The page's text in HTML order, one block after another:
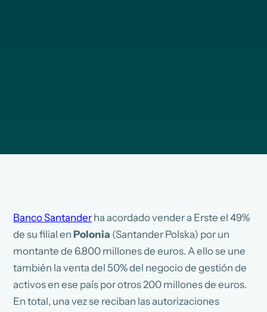
Banco Santander ha acordado vender a Erste el 49%
de su filial en Polonia (Santander Polska) por un
montante de 6.800 millones de euros. A ello se une
también la venta del 50% del negocio de gestión de
activos en ese país por otros 200 millones de euros.
En total, una vez se reciban las autorizaciones